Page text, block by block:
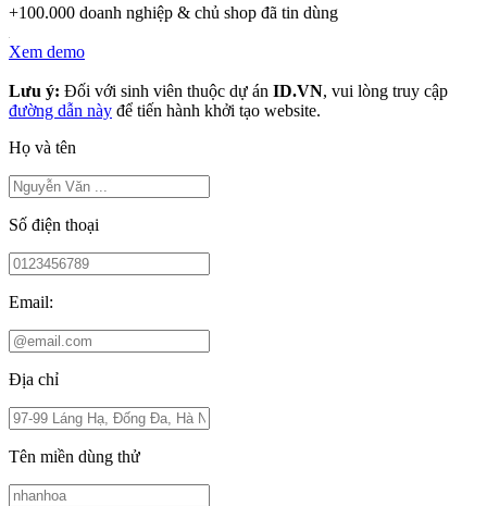
+100.000 doanh nghiệp & chủ shop đã tin dùng
Xem demo
Lưu ý: Đối với sinh viên thuộc dự án ID.VN, vui lòng truy cập
đường dẫn này để tiến hành khởi tạo website.
Họ và tên
Số điện thoại
Email:
Địa chỉ
Tên miền dùng thử